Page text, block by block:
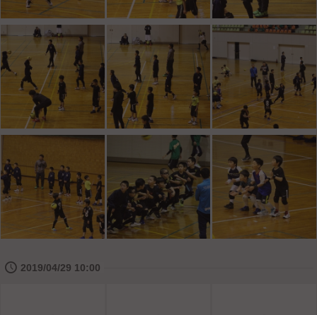
🕔 2019/04/29 10:00